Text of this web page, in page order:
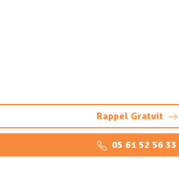
Rappel Gratuit
05 61 52 56 33